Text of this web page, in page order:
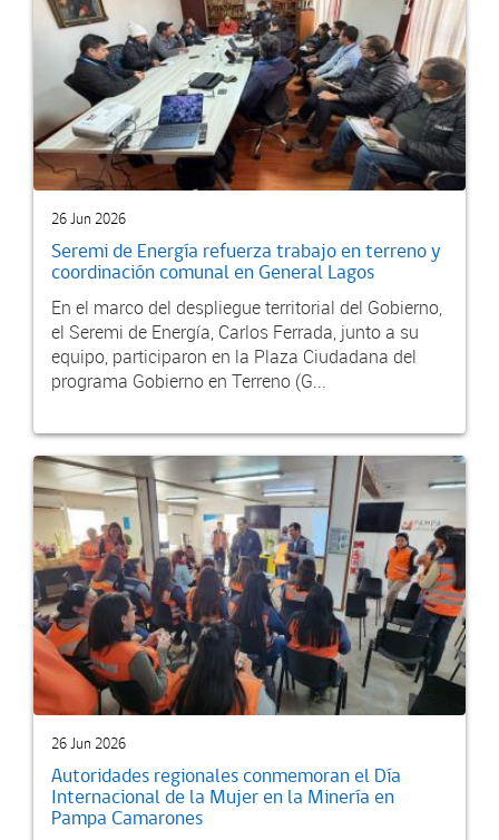
26 Jun 2026
Seremi de Energía refuerza trabajo en terreno y
coordinación comunal en General Lagos
En el marco del despliegue territorial del Gobierno,
el Seremi de Energía, Carlos Ferrada, junto a su
equipo, participaron en la Plaza Ciudadana del
programa Gobierno en Terreno (G...
26 Jun 2026
Autoridades regionales conmemoran el Día
Internacional de la Mujer en la Minería en
Pampa Camarones